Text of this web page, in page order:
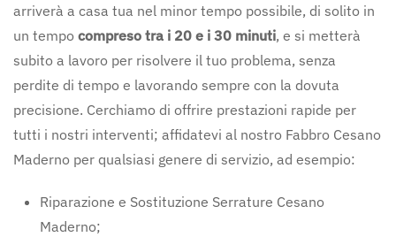
arriverà a casa tua nel minor tempo possibile, di solito in
un tempo compreso tra i 20 e i 30 minuti, e si metterà
subito a lavoro per risolvere il tuo problema, senza
perdite di tempo e lavorando sempre con la dovuta
precisione. Cerchiamo di offrire prestazioni rapide per
tutti i nostri interventi; affidatevi al nostro Fabbro Cesano
Maderno per qualsiasi genere di servizio, ad esempio:
Riparazione e Sostituzione Serrature Cesano
Maderno;